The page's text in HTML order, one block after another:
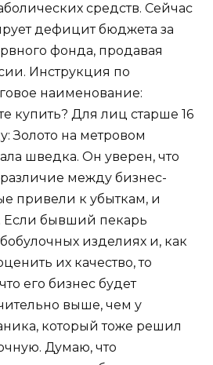
средств. Сейчас
дефицит бюджета за
фонда, продавая
Инструкция по
наименование:
купить? Для лиц старше 16
Золото на метровом
шведка. Он уверен, что
различие между бизнес-
привели к убыткам, и
Если бывший пекарь
изделиях и, как
их качество, то
его бизнес будет
выше, чем у
который тоже решил
Думаю, что